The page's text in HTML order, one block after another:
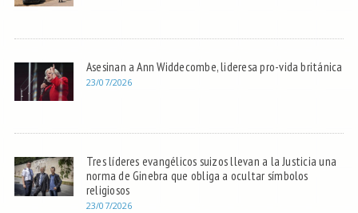
Asesinan a Ann Widdecombe, lideresa pro-vida británica
23/07/2026
Tres líderes evangélicos suizos llevan a la Justicia una
norma de Ginebra que obliga a ocultar símbolos
religiosos
23/07/2026